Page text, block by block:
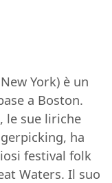
York) è un
a Boston.
le sue liriche
ha
festival folk
Waters. Il suo